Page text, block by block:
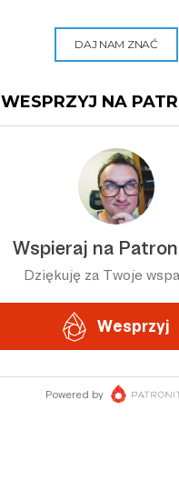
DAJ NAM ZNAĆ
WESPRZYJ NA